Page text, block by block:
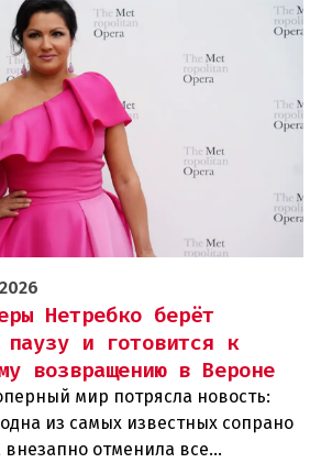
Нетребко берёт
паузу и готовится к
возвращению в Вероне
мир потрясла новость:
из самых известных сопрано
отменила все